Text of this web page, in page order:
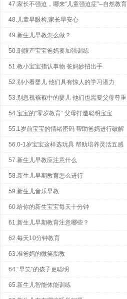
47.家长不强迫，哪来“儿童强迫症”--自然教育
48.儿童早眼检,家长早安心
49.新生儿早教怎么做？
50.剖腹产宝宝爸妈要加强训练
51.教小宝宝指认事物 爸妈妙招出手
52.别小看婴儿 他们具有惊人的学习潜力
53.别忽视襁褓中的婴儿 他们也需要父母尊重
54.宝宝的“零岁教育” 父母打造聪明宝宝
55.1岁前宝宝的情绪密码 帮助爸妈进行破解
56.0-1岁宝宝这样选玩具 帮助培养灵活五感
57.新生儿早教应注意什么
58.新生儿早期教育怎么进行
59.新生儿音乐早教
60.给你的新生宝宝每天十分钟
61.新生儿早期教育注意哪些？
62.每天10分钟教育
63.准爸妈的微笑胎教
64.“早笑”的孩子更聪明
65.新生儿智能体能训练